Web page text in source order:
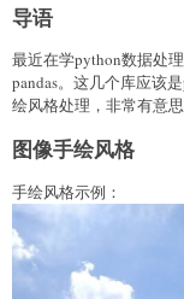
导语
最近在学python数据处
pandas。这几个库应该
绘风格处理，非常有意思
图像手绘风格
手绘风格示例：